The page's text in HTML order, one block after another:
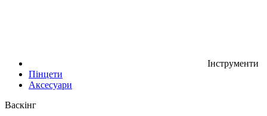
Інструменти
Пінцети
Аксесуари
Васкінг